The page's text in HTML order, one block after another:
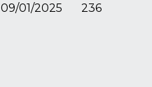
09/01/2025 236